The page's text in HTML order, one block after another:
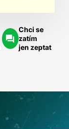
Chci se
zatím
jen zeptat